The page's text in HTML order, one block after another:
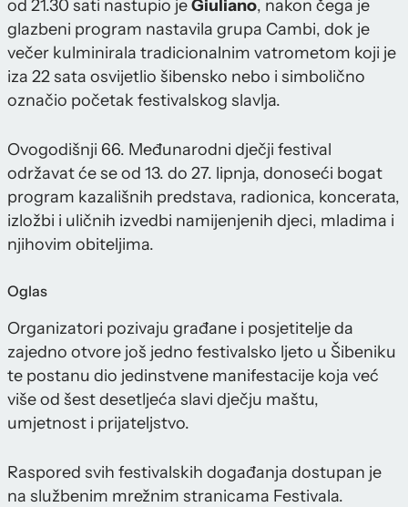
od 21.30 sati nastupio jeGiuliano, nakon čega je
glazbeni program nastavila grupa Cambi, dok je
večer kulminirala tradicionalnim vatrometom koji je
iza 22 sata osvijetlio šibensko nebo i simbolično
označio početak festivalskog slavlja.
Ovogodišnji 66. Međunarodni dječji festival
održavat će se od 13. do 27. lipnja, donoseći bogat
program kazališnih predstava, radionica, koncerata,
izložbi i uličnih izvedbi namijenjenih djeci, mladima i
njihovim obiteljima.
Oglas
Organizatori pozivaju građane i posjetitelje da
zajedno otvore još jedno festivalsko ljeto u Šibeniku
te postanu dio jedinstvene manifestacije koja već
više od šest desetljeća slavi dječju maštu,
umjetnost i prijateljstvo.
Raspored svih festivalskih događanja dostupan je
na službenim mrežnim stranicama Festivala.